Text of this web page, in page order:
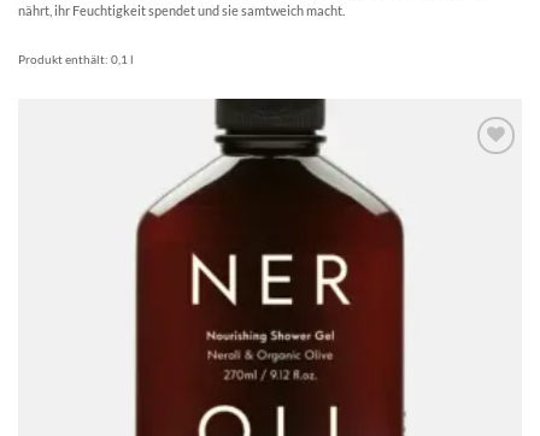
nährt, ihr Feuchtigkeit spendet und sie samtweich macht.
Produkt enthält: 0,1l